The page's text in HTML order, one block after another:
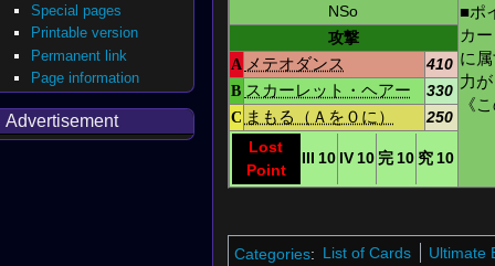
NSo
■ポ
カ
に
力
《
攻撃
A メテオダンス
410
B スカーレット・ヘアー
330
C まもる（Ａを０に）
250
Lost
Point
III 10 IV 10 完 10 究 10
Categories: List of Cards
Ultimate
Special pages
Printable version
Permanent link
Page information
Advertisement